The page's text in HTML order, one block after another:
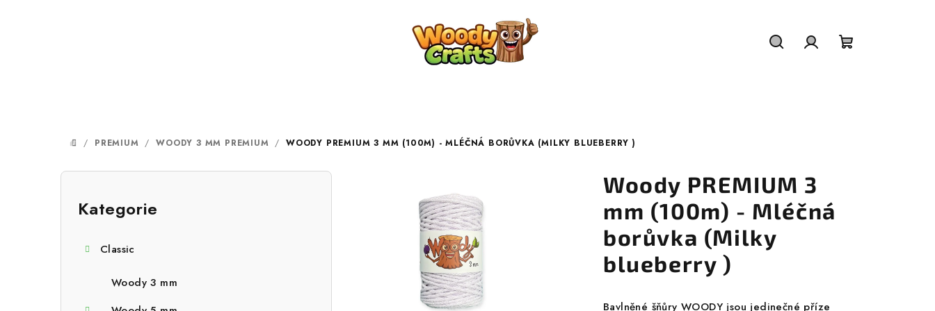
DOMŮ
/ PREMIUM / WOODY 3 MM PREMIUM / WOODY PREMIUM 3 MM (100M) - MLÉČNÁ BORŮVKA (MILKY BLUEBERRY )
P
Přeskočit
Kategorie
Classic
Woody 3 mm
Woody PREMIUM 3
mm (100m) - Mléčná
borůvka (Milky
blueberry )
Bavlněné šňůry WOODY jsou jedinečné příze